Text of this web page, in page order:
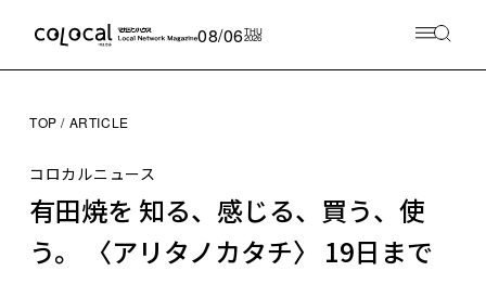
08/06THU
2026
TOP ARTICLE
コロカルニュース
有田焼を 知る、感じる、買う、使
う。 〈アリタノカタチ〉 19日まで